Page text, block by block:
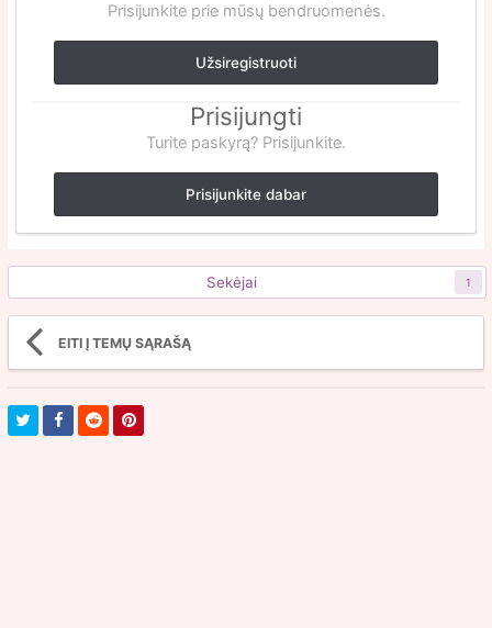
Prisijunkite prie mūsų bendruomenės.
Užsiregistruoti
Prisijungti
Turite paskyrą? Prisijunkite.
Prisijunkite dabar
Sekėjai 1
EITI Į TEMŲ SĄRAŠĄ